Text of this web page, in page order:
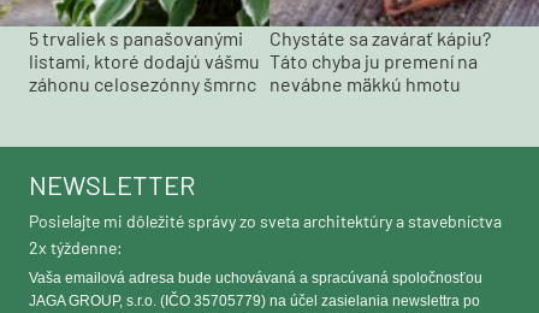
5 trvaliek s panašovanými
listami, ktoré dodajú vášmu
záhonu celosezónny šmrnc
Chystáte sa zavárať kápiu?
Táto chyba ju premení na
nevábne mäkkú hmotu
NEWSLETTER
Posielajte mi dôležité správy zo sveta architektúry a stavebníctva
2x týždenne:
Vaša emailová adresa bude uchovávaná a spracúvaná spoločnosťou
JAGA GROUP, s.r.o. (IČO 35705779) na účel zasielania newslettra po